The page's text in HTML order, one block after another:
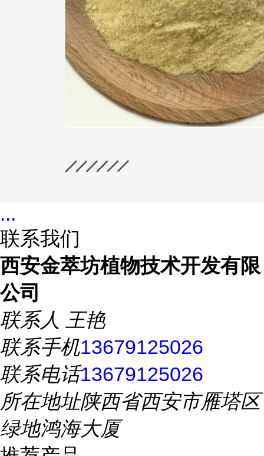
...
联系我们
西安金萃坊植物技术开发有限
公司
联系人 王艳
联系手机13679125026
联系电话13679125026
所在地址陕西省西安市雁塔区
绿地鸿海大厦